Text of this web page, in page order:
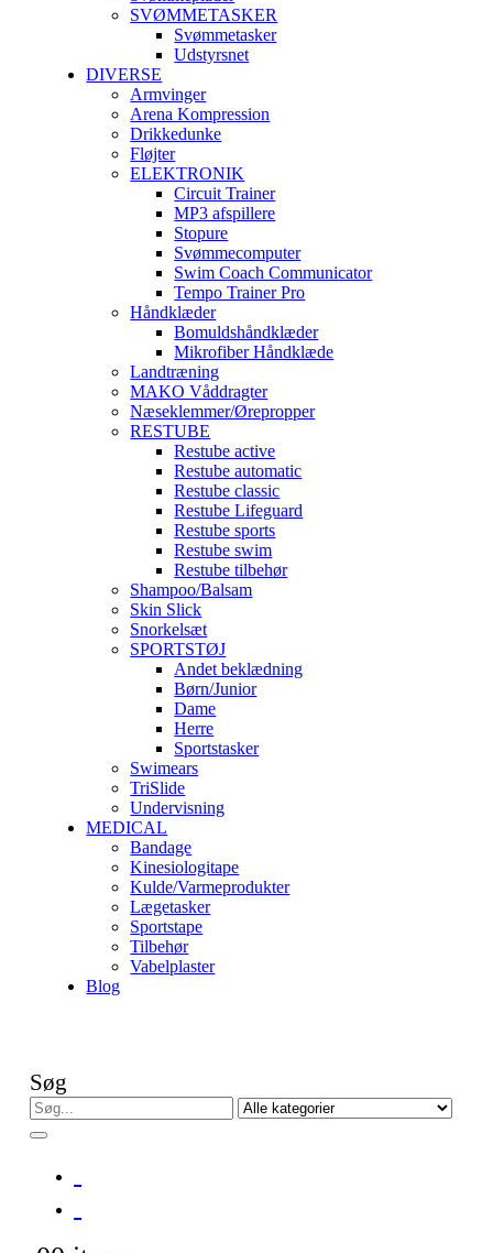
SVØMMETASKER
Svømmetasker
Udstyrsnet
DIVERSE
Armvinger
Arena Kompression
Drikkedunke
Fløjter
ELEKTRONIK
Circuit Trainer
MP3 afspillere
Stopure
Svømmecomputer
Swim Coach Communicator
Tempo Trainer Pro
Håndklæder
Bomuldshåndklæder
Mikrofiber Håndklæde
Landtræning
MAKO Våddragter
Næseklemmer/Ørepropper
RESTUBE
Restube active
Restube automatic
Restube classic
Restube Lifeguard
Restube sports
Restube swim
Restube tilbehør
Shampoo/Balsam
Skin Slick
Snorkelsæt
SPORTSTØJ
Andet beklædning
Børn/Junior
Dame
Herre
Sportstasker
Swimears
TriSlide
Undervisning
MEDICAL
Bandage
Kinesiologitape
Kulde/Varmeprodukter
Lægetasker
Sportstape
Tilbehør
Vabelplaster
Blog
Søg